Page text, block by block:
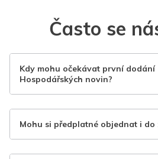
Často se
Kdy mohu očekávat první dodání
Hospodářských novin?
Mohu si předplatné objednat i do